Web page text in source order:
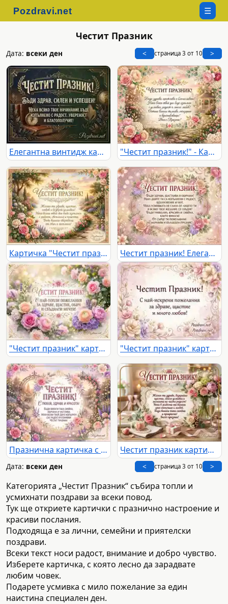
☰
Честит Празник
Дата: всеки ден < страница 3 от 10 >
Елегантна винтидж картичка "Честит празник" с пожелания за здраве, успех и благополучие, украсена с книги и глобус. "Честит празник!" - Картичка с рози, беседка и пожелание за здраве, щастие и любов.
Картичка "Честит празник" с пищна градина, рози и сърдечни пожелания за здраве, щастие и любов. Честит празник! Елегантна картичка с рози, лилии и сърдечни пожелания.
"Честит празник" картичка с рози, лавандула и топли пожелания за здраве, щастие и сбъднати мечти. "Честит празник" картичка с нежни цветя и пожелания за здраве, щастие и любов.
Празнична картичка с акварелни рози и хортензии, пожелания "Честит празник" за любов, здраве и красота. Честит празник картичка с рози, шампанско и пожелание за щастие.
Дата: всеки ден < страница 3 от 10 >
Категорията „Честит Празник“ събира топли и
усмихнати поздрави за всеки повод.
Тук ще откриете картички с празнично настроение и
красиви послания.
Подходяща е за лични, семейни и приятелски
поздрави.
Всеки текст носи радост, внимание и добро чувство.
Изберете картичка, с която лесно да зарадвате
любим човек.
Подарете усмивка с мило пожелание за един
наистина специален ден.